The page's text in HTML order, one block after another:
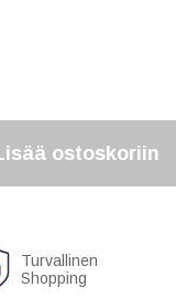
ostoskoriin
Turvallinen
Shopping